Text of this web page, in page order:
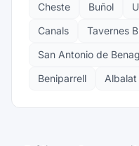
Cheste
Buñol
Canals
Tavernes
San Antonio de
Beniparrell
Albalat